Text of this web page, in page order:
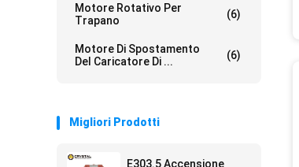
Motore Rotativo Per
Trapano
(6)
Motore Di Spostamento
Del Caricatore Di ...
(6)
Migliori Prodotti
E303.5 Accensione